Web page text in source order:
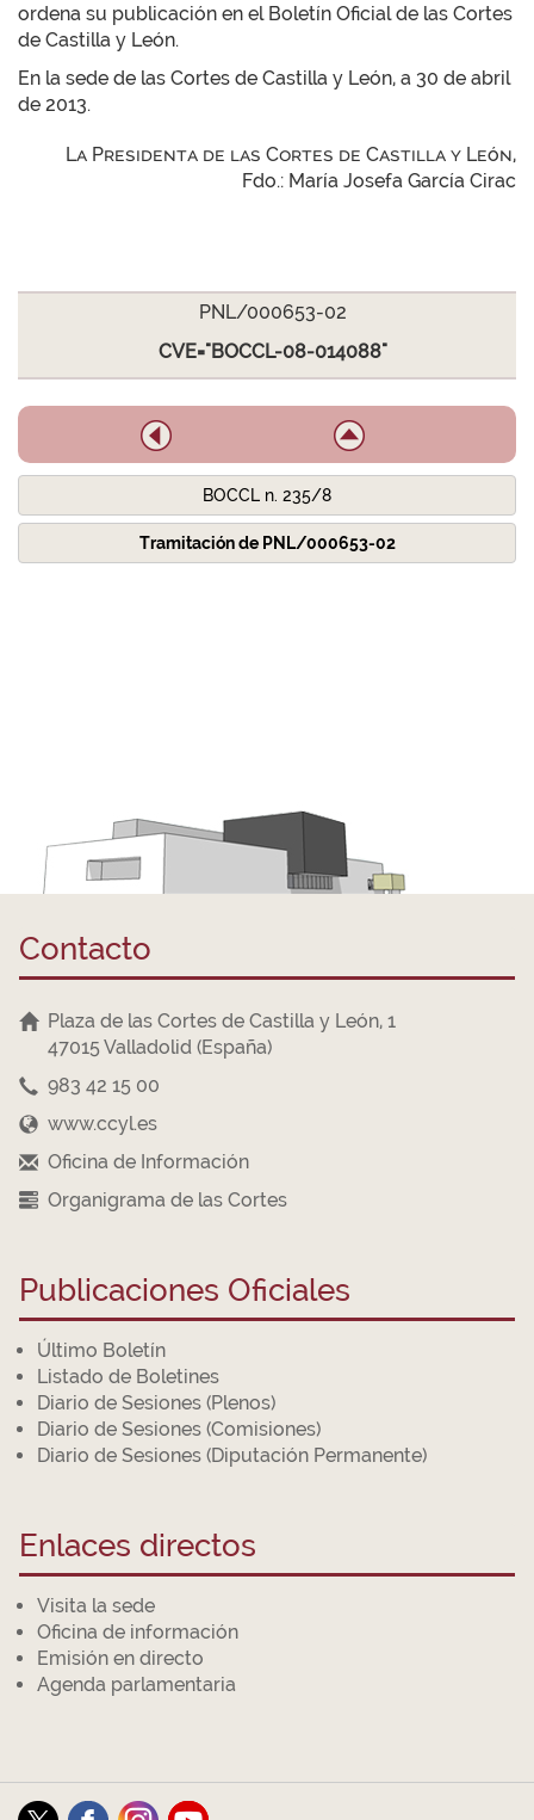
ordena su publicación en el Boletín Oficial de las Cortes
de Castilla y León.
En la sede de las Cortes de Castilla y León, a 30 de abril
de 2013.
La Presidenta de las Cortes de Castilla y León,
Fdo.: María Josefa García Cirac
PNL/000653-02
CVE="BOCCL-08-014088"
BOCCL n. 235/8
Tramitación de PNL/000653-02
Contacto
Plaza de las Cortes de Castilla y León, 1
47015 Valladolid (España)
983 42 15 00
www.ccyl.es
Oficina de Información
Organigrama de las Cortes
Publicaciones Oficiales
Último Boletín
Listado de Boletines
Diario de Sesiones (Plenos)
Diario de Sesiones (Comisiones)
Diario de Sesiones (Diputación Permanente)
Enlaces directos
Visita la sede
Oficina de información
Emisión en directo
Agenda parlamentaria